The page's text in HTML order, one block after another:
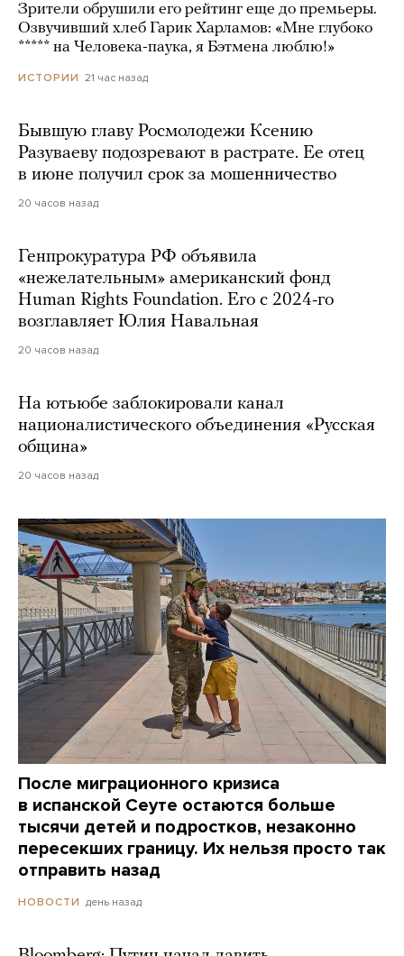
Зрители обрушили его рейтинг еще до премьеры.
Озвучивший хлеб Гарик Харламов: «Мне глубоко
***** на Человека-паука, я Бэтмена люблю!»
ИСТОРИИ 21 час назад
Бывшую главу Росмолодежи Ксению
Разуваеву подозревают в растрате. Ее отец
в июне получил срок за мошенничество
20 часов назад
Генпрокуратура РФ объявила
«нежелательным» американский фонд
Human Rights Foundation. Его с 2024-го
возглавляет Юлия Навальная
20 часов назад
На ютьюбе заблокировали канал
националистического объединения «Русская
община»
20 часов назад
После миграционного кризиса
в испанской Сеуте остаются больше
тысячи детей и подростков, незаконно
пересекших границу. Их нельзя просто так
отправить назад
НОВОСТИ день назад